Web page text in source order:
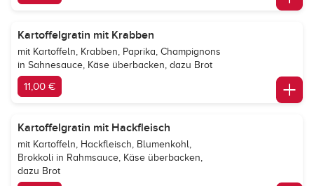
Kartoffelgratin mit Krabben
mit Kartoffeln, Krabben, Paprika, Champignons
in Sahnesauce, Käse überbacken, dazu Brot
11,00 €
Kartoffelgratin mit Hackfleisch
mit Kartoffeln, Hackfleisch, Blumenkohl,
Brokkoli in Rahmsauce, Käse überbacken,
dazu Brot